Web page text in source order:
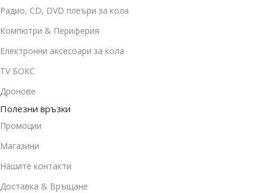
Радио, CD, DVD плеъри за кола
Компютри & Периферия
Електронни аксесоари за кола
TV БОКС
Дронове
Полезни връзки
Промоции
Магазини
Нашите контакти
Доставка & Връщане